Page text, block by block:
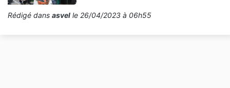
Rédigé dans asvel le 26/04/2023 à 06h55